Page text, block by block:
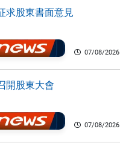
求股東書面意見
07/08/2026
開股東大會
07/08/2026